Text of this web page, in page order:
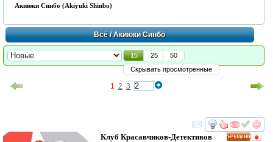
Акиюки Синбо (Akiyuki Shinbo)
Всё/ Акиюки Синбо
15 25
50
Скрывать просмотренные
1 2 3
смотреть
Клуб Красавчиков-Детективов